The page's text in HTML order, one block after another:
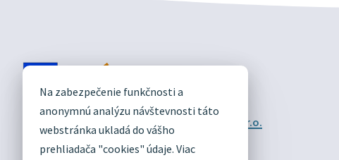
Na zabezpečenie funkčnosti a
anonymnú analýzu návštevnosti táto
webstránka ukladá do vášho
prehliadača "cookies" údaje. Viac
DIVÍN
OFICIÁLNE STRÁNKY
Technický prevádzkovateľ:
Alphabet partner s.r.o.
Správca obsahu:Obec Divín
Posledná aktualizácia:03.08.2026